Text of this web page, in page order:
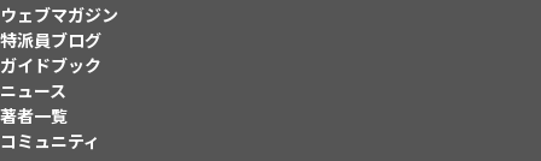
ウェブマガジン
特派員ブログ
ガイドブック
ニュース
著者一覧
コミュニティ